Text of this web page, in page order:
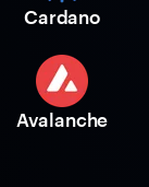
Cardano
Avalanche